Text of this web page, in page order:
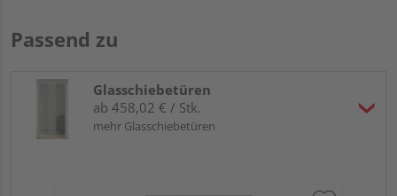
Passend zu
Glasschiebetüren
ab 458,02 € / Stk.
mehr Glasschiebetüren